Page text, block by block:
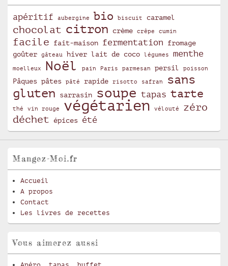
apéritif aubergine bio biscuit caramel
chocolat citron crème crêpe cumin
facile fait-maison fermentation
fromage
goûter
gâteau hiver lait de coco légumes menthe
moelleux Noël pain Paris parmesan persil poisson
Pâques pâtes pâté rapide risotto safran
sans
gluten
sarrasin soupe tapas tarte
thé vin rouge végétarien vélouté
zéro
déchet
épices été
Mangez-Moi.fr
Accueil
A propos
Contact
Les livres de recettes
Vous aimerez aussi